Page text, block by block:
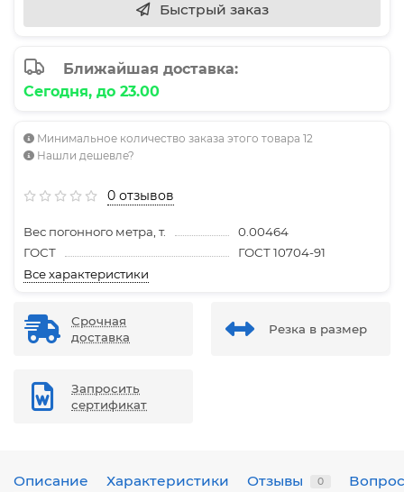
Быстрый заказ
Ближайшая доставка:
Сегодня, до 23.00
Минимальное количество заказа этого товара 12
Нашли дешевле?
0 отзывов
Вес погонного метра, т.
0.00464
ГОСТ
ГОСТ 10704-91
Все характеристики
Срочная
доставка
Резка в размер
Запросить
сертификат
Описание Характеристики Отзывы 0